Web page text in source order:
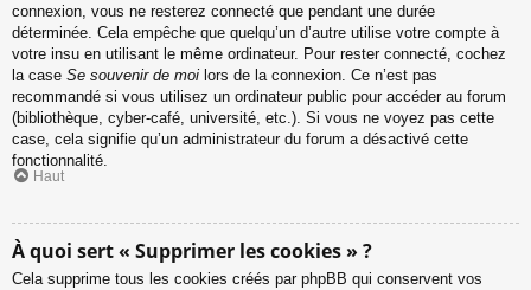
connexion, vous ne resterez connecté que pendant une durée
déterminée. Cela empêche que quelqu’un d’autre utilise votre compte à
votre insu en utilisant le même ordinateur. Pour rester connecté, cochez
la case Se souvenir de moi lors de la connexion. Ce n’est pas
recommandé si vous utilisez un ordinateur public pour accéder au forum
(bibliothèque, cyber-café, université, etc.). Si vous ne voyez pas cette
case, cela signifie qu’un administrateur du forum a désactivé cette
fonctionnalité.
Haut
À quoi sert « Supprimer les cookies » ?
Cela supprime tous les cookies créés par phpBB qui conservent vos